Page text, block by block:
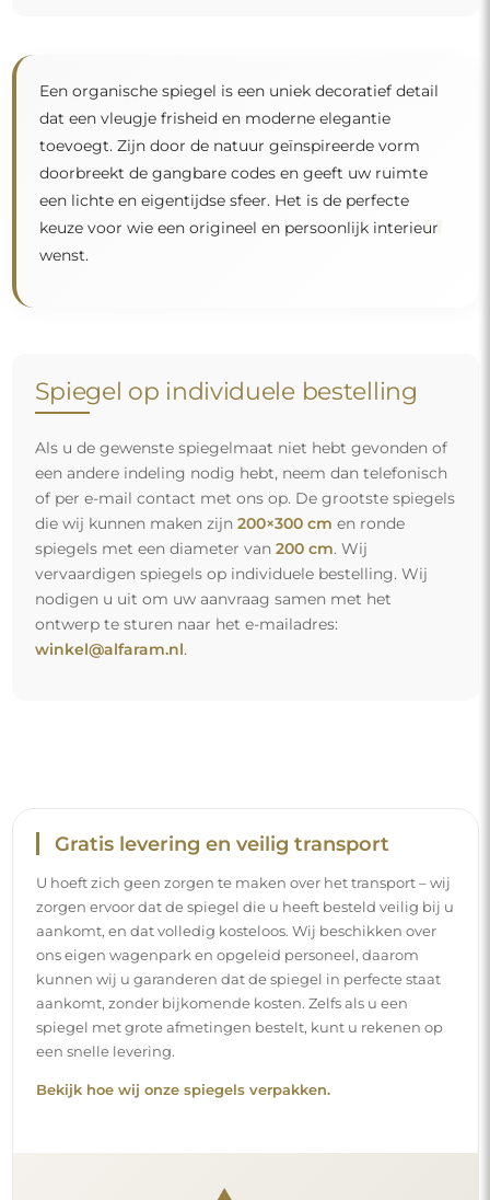
Een organische spiegel is een uniek decoratief detail
dat een vleugje frisheid en moderne elegantie
toevoegt. Zijn door de natuur geïnspireerde vorm
doorbreekt de gangbare codes en geeft uw ruimte
een lichte en eigentijdse sfeer. Het is de perfecte
keuze voor wie een origineel en persoonlijk interieur
wenst.
"
Spiegel op individuele bestelling
Als u de gewenste spiegelmaat niet hebt gevonden of
een andere indeling nodig hebt, neem dan telefonisch
of per e-mail contact met ons op. De grootste spiegels
die wij kunnen maken zijn 200×300 cm en ronde
spiegels met een diameter van 200 cm. Wij
vervaardigen spiegels op individuele bestelling. Wij
nodigen u uit om uw aanvraag samen met het
ontwerp te sturen naar het e-mailadres:
winkel@alfaram.nl.
Gratis levering en veilig transport
U hoeft zich geen zorgen te maken over het transport – wij
zorgen ervoor dat de spiegel die u heeft besteld veilig bij u
aankomt, en dat volledig kosteloos. Wij beschikken over
ons eigen wagenpark en opgeleid personeel, daarom
kunnen wij u garanderen dat de spiegel in perfecte staat
aankomt, zonder bijkomende kosten. Zelfs als u een
spiegel met grote afmetingen bestelt, kunt u rekenen op
een snelle levering.
Bekijk hoe wij onze spiegels verpakken.